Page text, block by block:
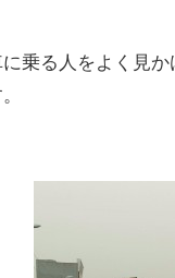
乗る人をよく見